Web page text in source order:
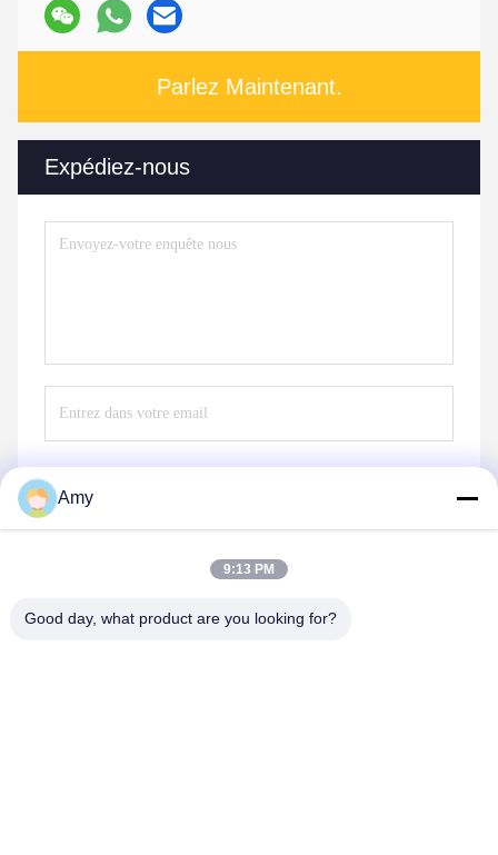
Parlez Maintenant.
Expédiez-nous
Amy
9:13 PM
Good day, what product are you looking for?